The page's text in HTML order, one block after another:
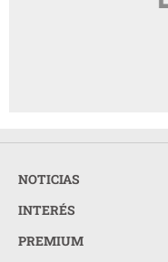
NOTICIAS
INTERÉS
PREMIUM